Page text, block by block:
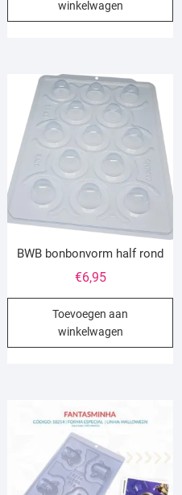
winkelwagen
BWB bonbonvorm half rond
€6,95
Toevoegen aan
winkelwagen